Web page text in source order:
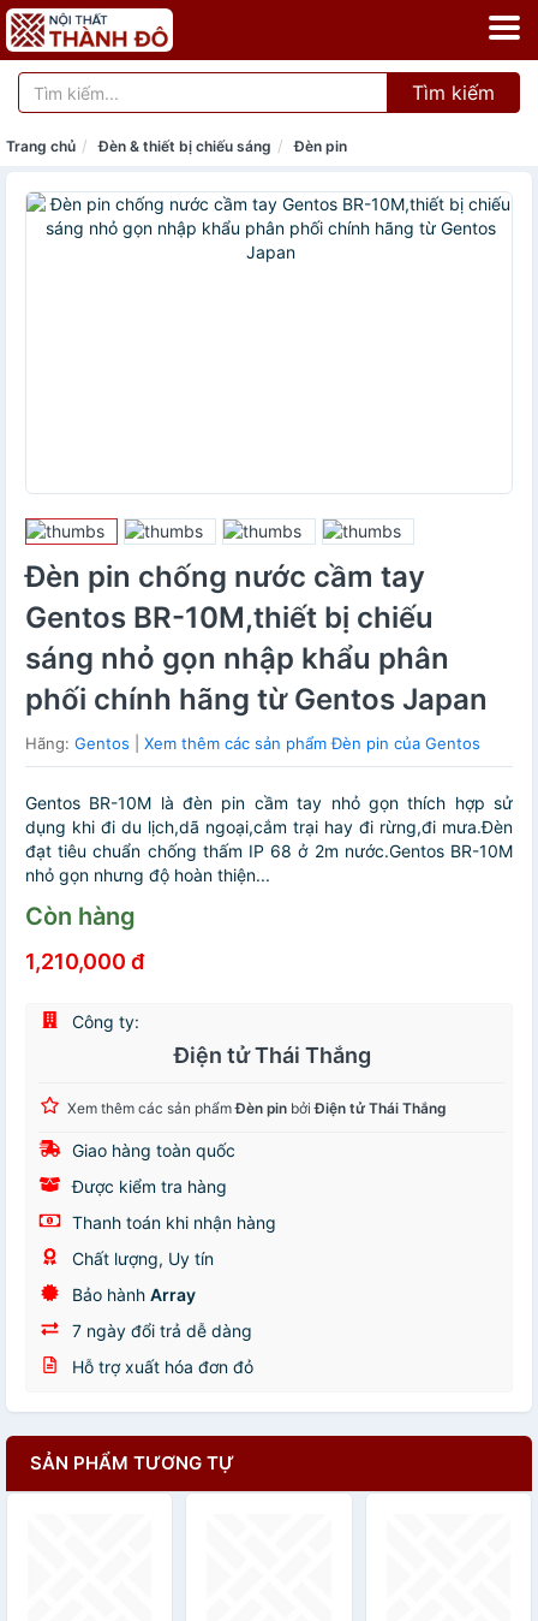
Tìm kiếm
Trang chủ Đèn & thiết bị chiếu sáng Đèn pin
Đèn pin chống nước cầm tay
Gentos BR-10M,thiết bị chiếu
sáng nhỏ gọn nhập khẩu phân
phối chính hãng từ Gentos Japan
Hãng: Gentos Xem thêm các sản phẩm Đèn pin của Gentos
Gentos BR-10M là đèn pin cầm tay nhỏ gọn thích hợp sử
dụng khi đi du lịch,dã ngoại,cắm trại hay đi rừng,đi mưa.Đèn
đạt tiêu chuẩn chống thấm IP 68 ở 2m nước.Gentos BR-10M
nhỏ gọn nhưng độ hoàn thiện...
Còn hàng
1,210,000 đ
Công ty:
Điện tử Thái Thắng
Xem thêm các sản phẩmĐèn pin bởiĐiện tử Thái Thắng
Giao hàng toàn quốc
Được kiểm tra hàng
Thanh toán khi nhận hàng
Chất lượng, Uy tín
Bảo hành Array
7 ngày đổi trả dễ dàng
Hỗ trợ xuất hóa đơn đỏ
SẢN PHẨM TƯƠNG TỰ